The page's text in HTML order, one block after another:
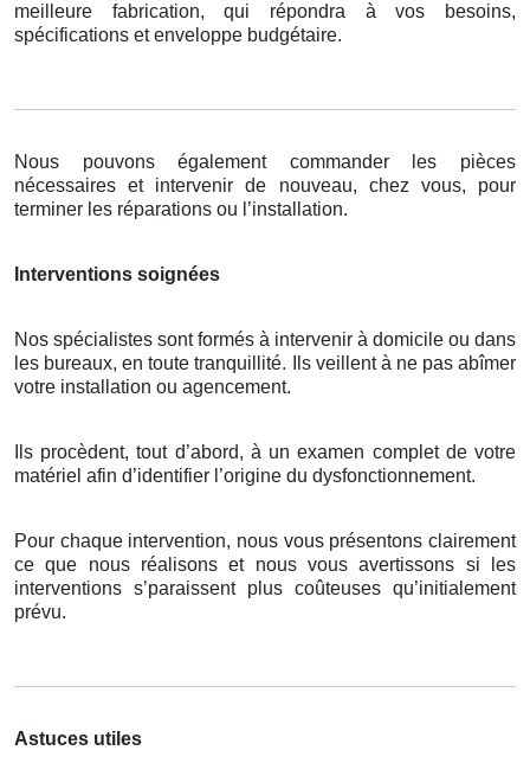
meilleure fabrication, qui répondra à vos besoins,
spécifications et enveloppe budgétaire.
Nous pouvons également commander les pièces
nécessaires et intervenir de nouveau, chez vous, pour
terminer les réparations ou l’installation.
Interventions soignées
Nos spécialistes sont formés à intervenir à domicile ou dans
les bureaux, en toute tranquillité. Ils veillent à ne pas abîmer
votre installation ou agencement.
Ils procèdent, tout d’abord, à un examen complet de votre
matériel afin d’identifier l’origine du dysfonctionnement.
Pour chaque intervention, nous vous présentons clairement
ce que nous réalisons et nous vous avertissons si les
interventions s’paraissent plus coûteuses qu’initialement
prévu.
Astuces utiles